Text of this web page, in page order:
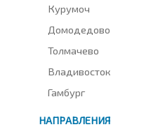
Курумоч
Домодедово
Толмачево
Владивосток
Гамбург
НАПРАВЛЕНИЯ